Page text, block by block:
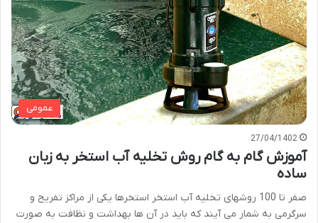
عمومی
27/04/1402
آموزش گام به گام روش تخلیه آب استخر به زبان
ساده
صفر تا 100 روشهای تخلیه آب استخر استخرها یکی از مراکز تفریح و
سرگرمی به شمار می آیند که باید در آن ها بهداشت و نظافت به صورت